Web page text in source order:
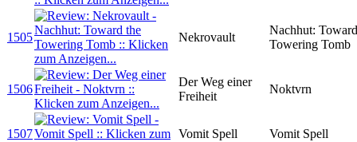
1505 Nekrovault
Nachhut:
Towering Tomb
1506
Der Weg einer
Freiheit
Noktvrn
1507 Vomit Spell Vomit Spell